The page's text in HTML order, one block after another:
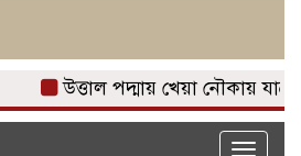
উত্তাল পদ্মায় খেয়া নৌকায়